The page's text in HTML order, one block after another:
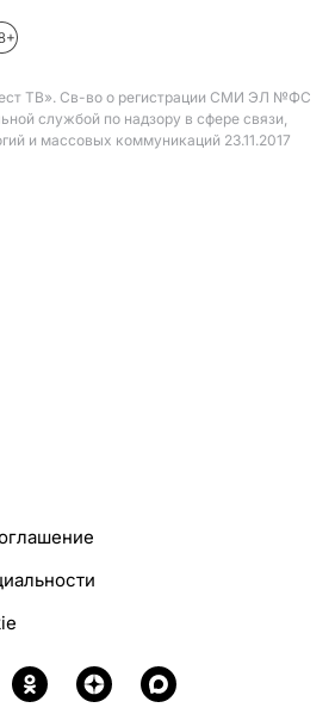
ТВ». Св-во о регистрации СМИ ЭЛ №ФС
службой по надзору в сфере связи,
и массовых коммуникаций 23.11.2017